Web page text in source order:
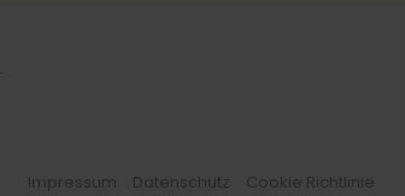
Impressum Datenschutz
Cookie Richtlinie